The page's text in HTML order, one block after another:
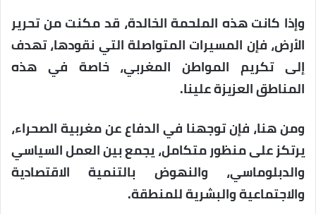
وإذا كانت هذه الملحمة الخالدة، قد مكنت من تحرير
الأرض، فإن المسيرات المتواصلة التي نقودها، تهدف
إلى تكريم المواطن المغربي، خاصة في هذه
المناطق العزيزة علينا.
ومن هنا، فإن توجهنا في الدفاع عن مغربية الصحراء،
يرتكز على منظور متكامل، يجمع بين العمل السياسي
والدبلوماسي، والنهوض بالتنمية الاقتصادية
والاجتماعية والبشرية للمنطقة.